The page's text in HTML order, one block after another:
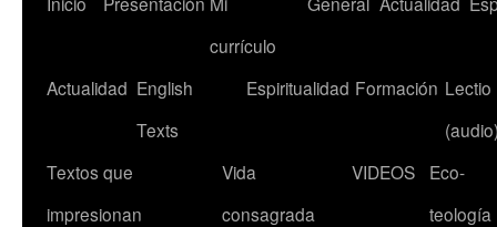
currículo
Actualidad English
Texts
Espiritualidad Formación Lectio
Textos que
impresionan
Vida
consagrada
VIDEOS
Eco-
teología